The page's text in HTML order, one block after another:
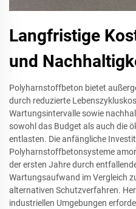
Langfristige
und
Polyharnstoffbeton bietet
durch reduzierte
Wartungsintervalle sowie
sowohl das Budget als auch die
entlasten. Die anfängliche
Polyharnstoffbetonsysteme
der ersten Jahre durch
Wartungsaufwand im Vergleich
alternativen Schutzverfahren.
industriellen Umgebungen